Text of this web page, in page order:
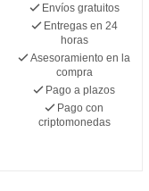
Envíos gratuitos
Entregas en 24
horas
Asesoramiento en la
compra
Pago a plazos
Pago con
criptomonedas